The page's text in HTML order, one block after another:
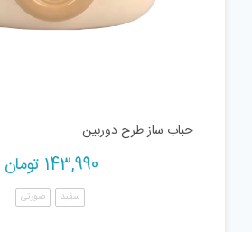
حباب ساز طرح دوربین
143,990 تومان
سفید صورتی